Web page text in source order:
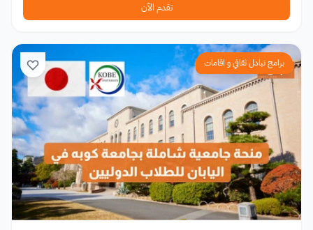
تقدم الآن
برامج تبادل ثقافي و اقامات